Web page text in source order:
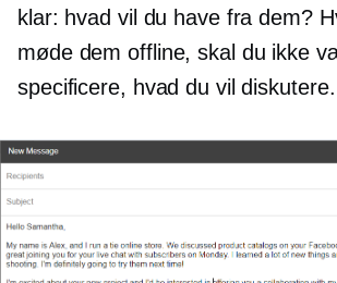
klar: hvad vil du have fra dem?
møde dem offline, skal du ikke
specificere, hvad du vil diskutere.